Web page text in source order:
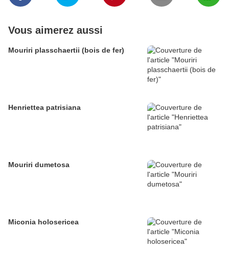
Vous aimerez aussi
Mouriri plasschaertii (bois de fer)
Henriettea patrisiana
Mouriri dumetosa
Miconia holosericea